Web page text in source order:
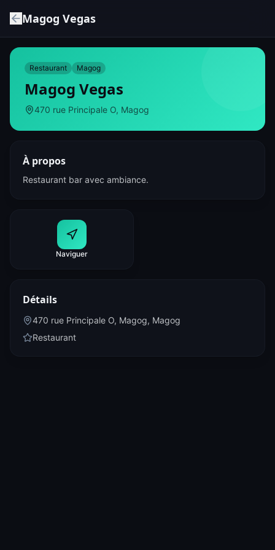
Magog Vegas
Restaurant Magog
Magog Vegas
470 rue Principale O, Magog
À propos
Restaurant bar avec ambiance.
Naviguer
Détails
470 rue Principale O, Magog, Magog
Restaurant